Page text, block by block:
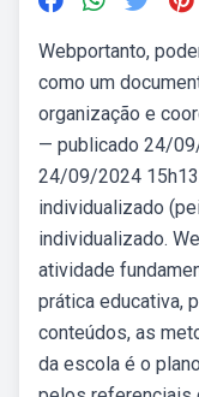
Webportanto,
como um
organização e
— publicado 24/
24/09/2024
individualizado
individualizado.
atividade
prática educativa,
conteúdos, as
da escola é o